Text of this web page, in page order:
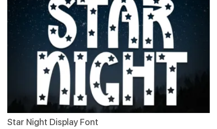
Star Night Display Font